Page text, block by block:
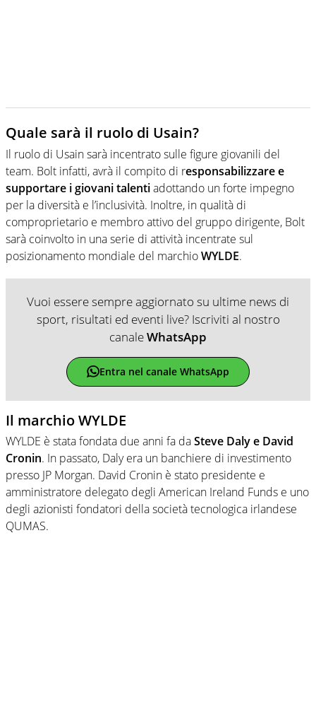
Quale sarà il ruolo di Usain?
Il ruolo di Usain sarà incentrato sulle figure giovanili del
team. Bolt infatti, avrà il compito di responsabilizzare e
supportare i giovani talentiadottando un forte impegno
per la diversità e l’inclusività. Inoltre, in qualità di
comproprietario e membro attivo del gruppo dirigente, Bolt
sarà coinvolto in una serie di attività incentrate sul
posizionamento mondiale del marchioWYLDE.
Vuoi essere sempre aggiornato su ultime news di
sport, risultati ed eventi live? Iscriviti al nostro
canaleWhatsApp
Entra nel canale WhatsApp
Il marchio WYLDE
WYLDE è stata fondata due anni fa daSteve Daly e David
Cronin. In passato, Daly era un banchiere di investimento
presso JP Morgan. David Cronin è stato presidente e
amministratore delegato degli American Ireland Funds e uno
degli azionisti fondatori della società tecnologica irlandese
QUMAS.